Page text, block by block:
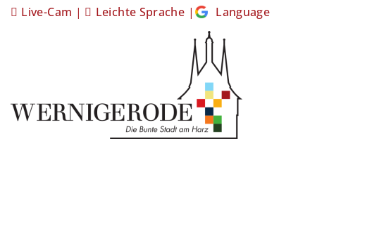
Live-Cam | Leichte Sprache | Language